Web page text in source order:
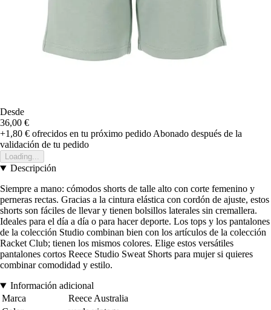
Desde
36,00 €
+1,80 € ofrecidos en tu próximo pedido Abonado después de la
validación de tu pedido
Loading...
Descripción
Siempre a mano: cómodos shorts de talle alto con corte femenino y
perneras rectas. Gracias a la cintura elástica con cordón de ajuste, estos
shorts son fáciles de llevar y tienen bolsillos laterales sin cremallera.
Ideales para el día a día o para hacer deporte. Los tops y los pantalones
de la colección Studio combinan bien con los artículos de la colección
Racket Club; tienen los mismos colores. Elige estos versátiles
pantalones cortos Reece Studio Sweat Shorts para mujer si quieres
combinar comodidad y estilo.
Información adicional
Marca
Reece Australia